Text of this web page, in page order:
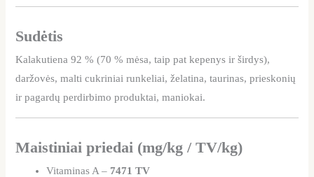
Sudėtis
Kalakutiena 92 % (70 % mėsa, taip pat kepenys ir širdys),
daržovės, malti cukriniai runkeliai, želatina, taurinas, prieskonių
ir pagardų perdirbimo produktai, maniokai.
Maistiniai priedai (mg/kg / TV/kg)
Vitaminas A – 7471 TV